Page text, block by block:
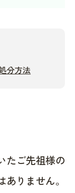
分方法
たご先祖様の
りません。